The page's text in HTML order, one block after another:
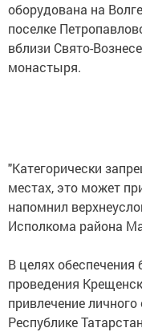
оборудована на
поселке
вблизи Свято-
монастыря.
"Категорически
местах, это может
напомнил
Исполкома района
В целях обеспечения
проведения
привлечение
Республике